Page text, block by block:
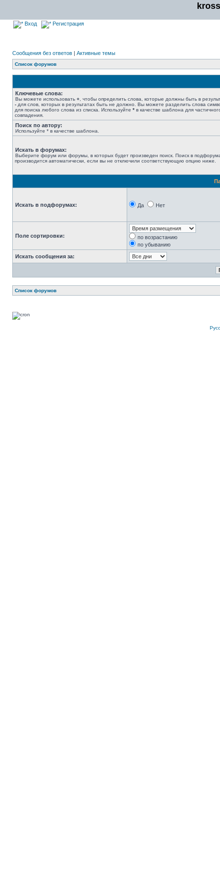
Вход Регистрация
Сообщения без ответов | Активные темы
Список форумов
Ключевые слова:
Вы можете использовать + , чтобы определить слова, которые должны быть в
- для слов, которых в результатах быть не должно. Вы можете разделить слова
для поиска любого слова из списка. Используйте * в качестве шаблона для
совпадения.
Поиск по автору:
Используйте * в качестве шаблона.
Искать в форумах:
Выберите форум или форумы, в которых будет произведен поиск. Поиск в
производится автоматически, если вы не отключили соответствующую опцию ниже.
Искать в подфорумах: Да Нет
Поле сортировки:
по возрастанию
по убыванию
Искать сообщения за:
Список форумов